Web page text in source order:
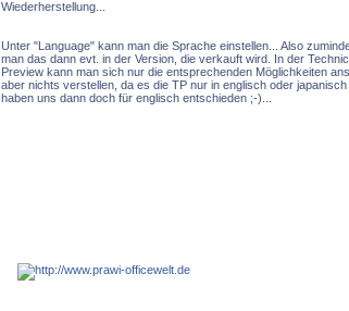
Wiederherstellung...
Unter "Language" kann man die Sprache einstellen... Also
man das dann evt. in der Version, die verkauft wird. In der
Preview kann man sich nur die entsprechenden Möglichkeiten
aber nichts verstellen, da es die TP nur in englisch oder japanisch
haben uns dann doch für englisch entschieden ;-)...